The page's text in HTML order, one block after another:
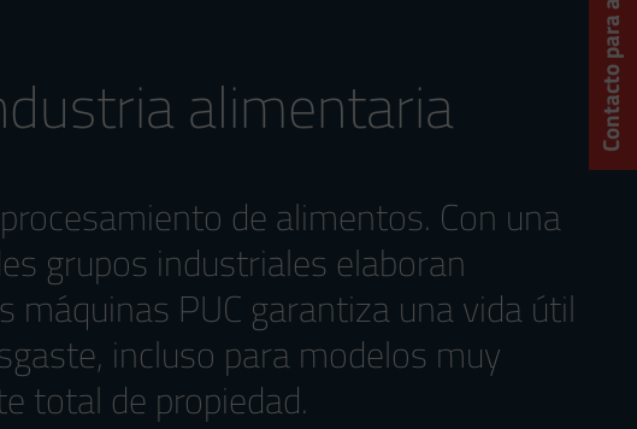
alimentaria
de alimentos. Con una
grupos industriales elaboran
máquinas PUC garantiza una vida útil
incluso para modelos muy
total de propiedad.